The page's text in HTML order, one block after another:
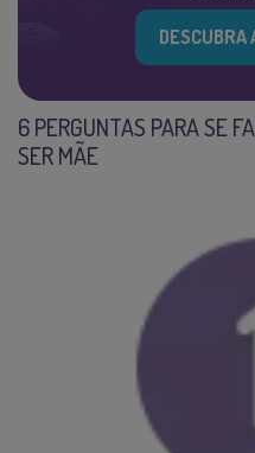
DESCUBRA
6 PERGUNTAS PARA SE
SER MÃE